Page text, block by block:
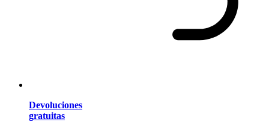
Devoluciones
gratuitas